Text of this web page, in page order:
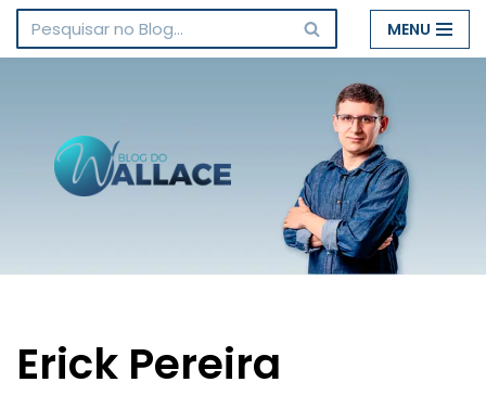
Pular
conteúdo
MENU
Erick Pereira